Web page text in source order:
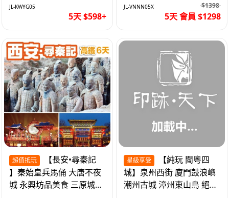
JL-KWYG05
5天 $598+
車5天
JL-VNNN05X $1398
5天 會員 $1298
超值抵玩
】秦始皇兵馬俑 大唐不夜
城 永興坊品美食 三原城隍
星級享受
城】泉州西街 廈門鼓浪嶼
潮州古城 漳州東山島 絕無